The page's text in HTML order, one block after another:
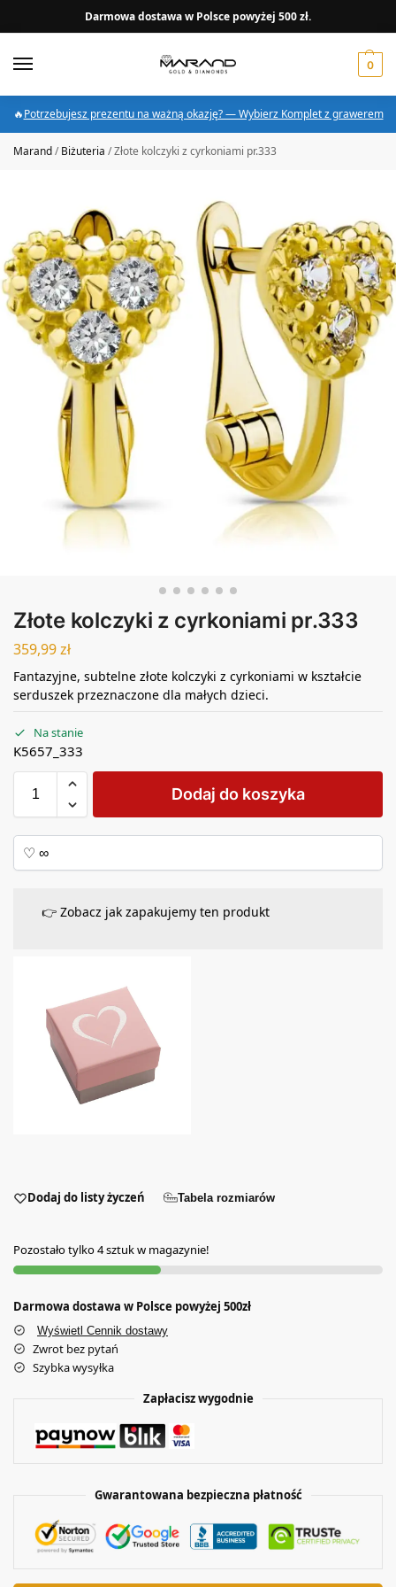
Darmowa dostawa w Polsce powyżej 500 zł.
0
🔥Potrzebujesz prezentu na ważną okazję? — Wybierz Komplet z grawerem
Marand/Biżuteria /Złote kolczyki z cyrkoniami pr.333
Złote kolczyki z cyrkoniami pr.333
359,99zł
Fantazyjne, subtelne złote kolczyki z cyrkoniami w kształcie
serduszek przeznaczone dla małych dzieci.
Na stanie
K5657_333
Dodaj do koszyka
👉 Zobacz jak zapakujemy ten produkt
Dodaj do listy życzeń Tabela rozmiarów
Pozostało tylko 4 sztuk w magazynie!
Darmowa dostawa w Polsce powyżej 500zł
Wyświetl Cennik dostawy
Zwrot bez pytań
Szybka wysyłka
Zapłacisz wygodnie
Gwarantowana bezpieczna płatność